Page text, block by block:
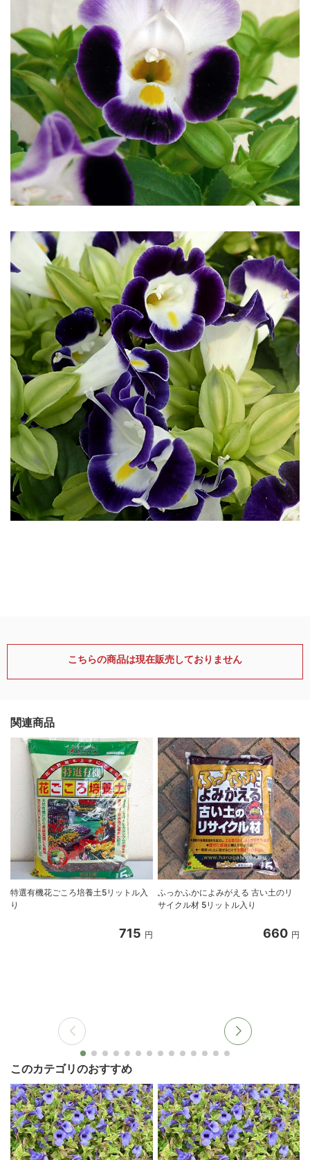
こちらの商品は現在販売しておりません
関連商品
特選有機花ごころ培養土5リットル入
り
715 円
ふっかふかによみがえる 古い土のリ
サイクル材 5リットル入り
660 円
このカテゴリのおすすめ